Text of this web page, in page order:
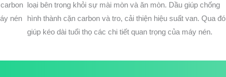
nén
loại bên trong khỏi sự mài mòn và ăn mòn. Dầu giúp chống
hình thành cặn carbon và tro, cải thiện hiệu suất van. Qua đó
giúp kéo dài tuổi thọ các chi tiết quan trọng của máy nén.